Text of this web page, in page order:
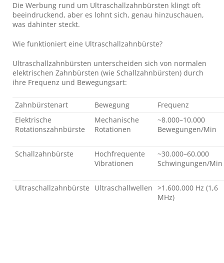
Die Werbung rund um Ultraschallzahnbürsten klingt oft
beeindruckend, aber es lohnt sich, genau hinzuschauen,
was dahinter steckt.
Wie funktioniert eine Ultraschallzahnbürste?
Ultraschallzahnbürsten unterscheiden sich von normalen
elektrischen Zahnbürsten (wie Schallzahnbürsten) durch
ihre Frequenz und Bewegungsart:
Zahnbürstenart Bewegung
Frequenz
Elektrische
Rotationszahnbürste
Mechanische
Rotationen
~8.000–10.000
Bewegungen/Min
Schallzahnbürste
Hochfrequente
Vibrationen
~30.000–60.000
Schwingungen/Min
Ultraschallzahnbürste Ultraschallwellen >1.600.000 Hz (1,6
MHz)